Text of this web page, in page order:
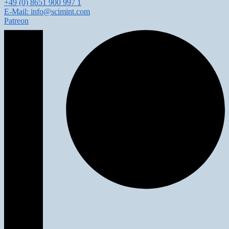
+49 (0) 8651 900 997 1
E-Mail: info@scimint.com
Patreon